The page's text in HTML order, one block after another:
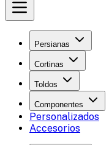
Persianas
Cortinas
Toldos
Componentes
Personalizados
Accesorios